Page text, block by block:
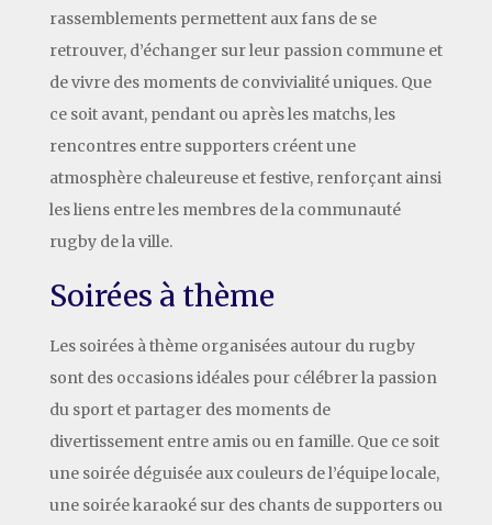
rassemblements permettent aux fans de se
retrouver, d’échanger sur leur passion commune et
de vivre des moments de convivialité uniques. Que
ce soit avant, pendant ou après les matchs, les
rencontres entre supporters créent une
atmosphère chaleureuse et festive, renforçant ainsi
les liens entre les membres de la communauté
rugby de la ville.
Soirées à thème
Les soirées à thème organisées autour du rugby
sont des occasions idéales pour célébrer la passion
du sport et partager des moments de
divertissement entre amis ou en famille. Que ce soit
une soirée déguisée aux couleurs de l’équipe locale,
une soirée karaoké sur des chants de supporters ou